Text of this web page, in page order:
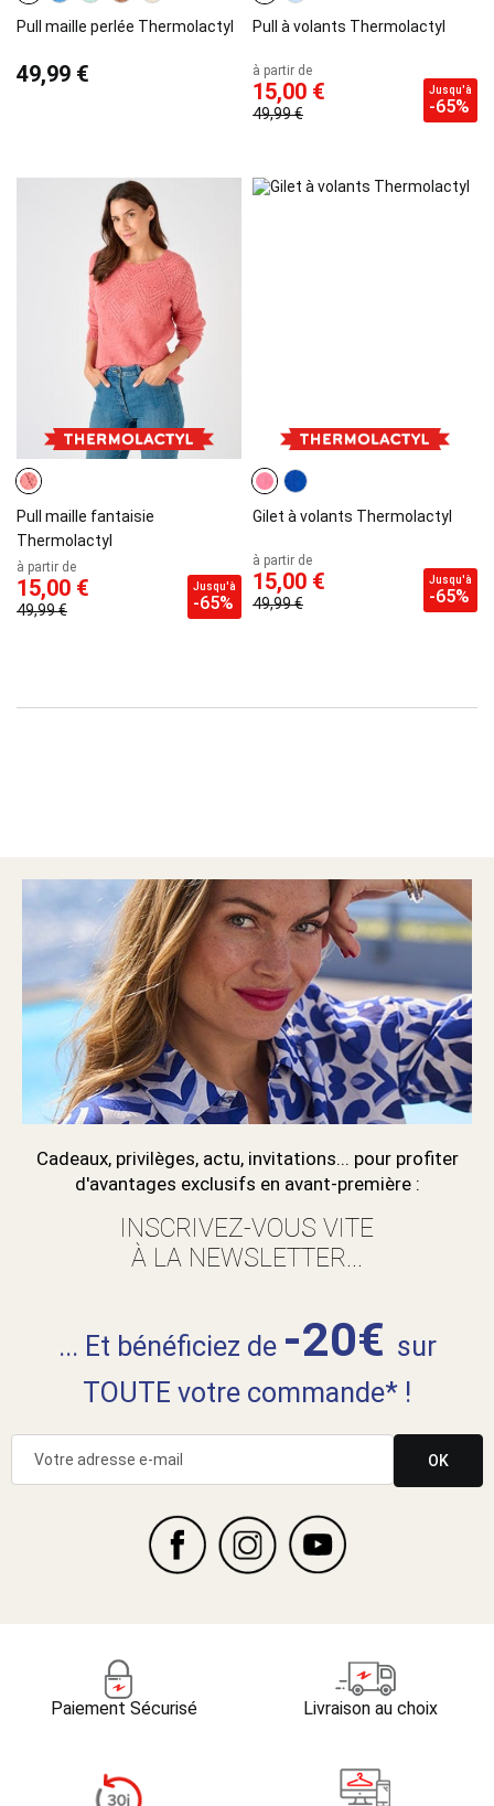
Pull maille perlée Thermolactyl
49,99 €
Pull à volants Thermolactyl
à partir de
15,00 €
49,99 €
Jusqu'à
-65%
Pull maille fantaisie
Thermolactyl
à partir de
15,00 €
49,99 €
Jusqu'à
-65%
Gilet à volants Thermolactyl
à partir de
15,00 €
49,99 €
Jusqu'à
-65%
Cadeaux, privilèges, actu, invitations... pour profiter
d'avantages exclusifs en avant-première :
INSCRIVEZ-VOUS VITE
À LA NEWSLETTER...
... Et bénéficiez de -20€ sur
TOUTE votre commande* !
OK
Paiement Sécurisé Livraison au choix